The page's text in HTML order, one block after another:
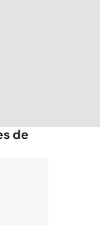
de